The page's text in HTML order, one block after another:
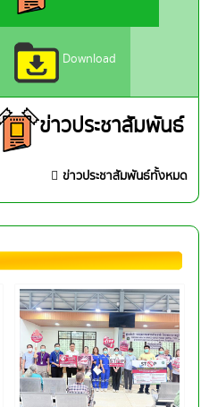
Download
ข่าวประชาสัมพันธ์
ข่าวประชาสัมพันธ์ทั้งหมด